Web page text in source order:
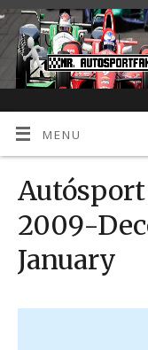
MENU
2009-
January